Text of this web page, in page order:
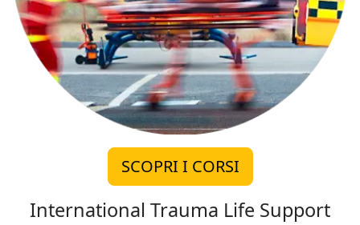
SCOPRI I CORSI
International Trauma Life Support